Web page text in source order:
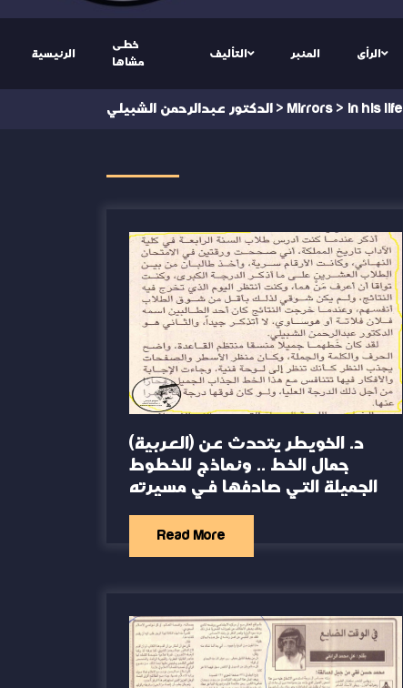
الرئيسية
خطى
مشاها
التأليف المنبر الرأى
الدكتور عبدالرحمن الشبيلي > Mirrors > in his life
(العربية) د. الخويطر يتحدث عن
جمال الخط .. ونماذج للخطوط
الجميلة التي صادفها في مسيرته
Read More